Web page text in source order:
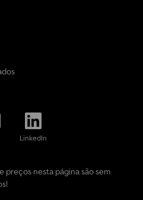
LinkedIn
preços nesta página são sem